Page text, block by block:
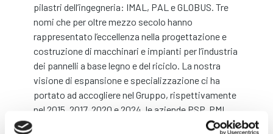
pilastri dell’ingegneria: IMAL, PAL e GLOBUS. Tre
nomi che per oltre mezzo secolo hanno
rappresentato l’eccellenza nella progettazione e
costruzione di macchinari e impianti per l’industria
dei pannelli a base legno e del riciclo. La nostra
visione di espansione e specializzazione ci ha
portato ad accogliere nel Gruppo, rispettivamente
nel 2015, 2017, 2020 e 2024, le aziende PSP, PMI,
ITALSORT e UNIBELT. Questo ampliamento